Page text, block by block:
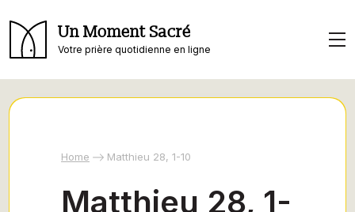
Un Moment Sacré
Votre prière quotidienne en ligne
Home Matthieu 28, 1-10
Matthieu 28, 1-